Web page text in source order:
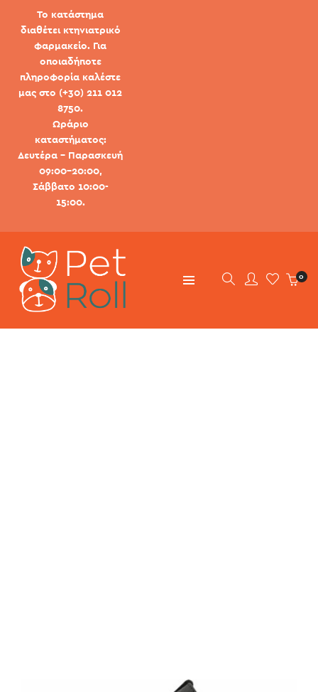
Το κατάστημα
διαθέτει κτηνιατρικό
φαρμακείο. Για
οποιαδήποτε
πληροφορία καλέστε
μας στο (+30) 211 012
8750.
Ωράριο
καταστήματος:
Δευτέρα - Παρασκευή
09:00-20:00,
Σάββατο 10:00-
15:00.
0